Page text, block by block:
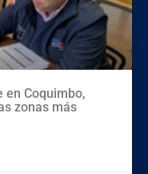
en Coquimbo,
zonas más